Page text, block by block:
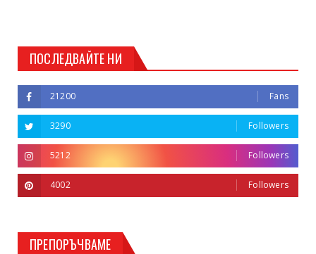
ПОСЛЕДВАЙТЕ НИ
21200 Fans
3290 Followers
5212 Followers
4002 Followers
ПРЕПОРЪЧВАМЕ